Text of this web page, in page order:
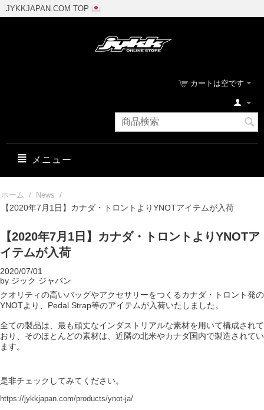
JYKKJAPAN.COM TOP
カートは空です
メニュー
ホーム / News /
【2020年7月1日】カナダ・トロントよりYNOTアイテムが入荷
【2020年7月1日】カナダ・トロントよりYNOTア
イテムが入荷
2020/07/01
by ジック ジャパン
クオリティの高いバッグやアクセサリーをつくるカナダ・トロント発の
YNOTより、Pedal Strap等のアイテムが入荷いたしました。
全ての製品は、最も頑丈なインダストリアルな素材を用いて構成されて
おり、そのほとんどの素材は、近隣の北米やカナダ国内で製造されてい
ます。
是非チェックしてみてください。
https://jykkjapan.com/products/ynot-ja/